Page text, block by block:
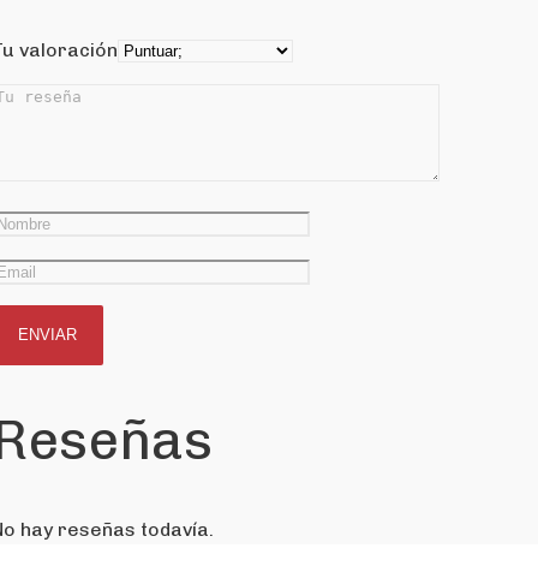
valoración
hay reseñas todavía.